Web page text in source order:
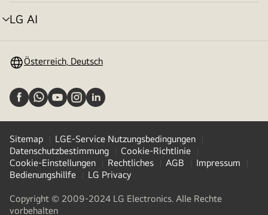
LG AI
Menü
Österreich, Deutsch
Sitemap
LGE-Service Nutzungsbedingungen
Datenschutzbestimmung
Cookie-Richtlinie
Cookie-Einstellungen
Rechtliches AGB
Impressum
Bedienungshillfe
LG Privacy
Copyright © 2009-2024 LG Electronics. Alle Rechte
vorbehalten